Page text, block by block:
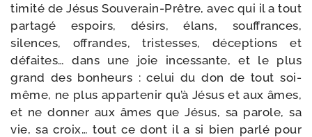
ti­mi­té de Jésus Souverain-​Prêtre, avec qui il a tout
par­ta­gé espoirs, dési­rs, élans, souf­frances,
silences, offrandes, tris­tesses, décep­tions et
défaites… dans une joie inces­sante, et le plus
grand des bon­heurs : celui du don de tout soi-​
même, ne plus appar­te­nir qu’à Jésus et aux âmes,
et ne don­ner aux âmes que Jésus, sa parole, sa
vie, sa croix… tout ce dont il a si bien par­lé pour